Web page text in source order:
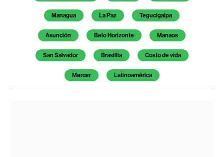
Managua La Paz Tegucigalpa
Asunción Belo Horizonte Manaos
San Salvador Brasillia Costo de vida
Mercer Latinoamérica